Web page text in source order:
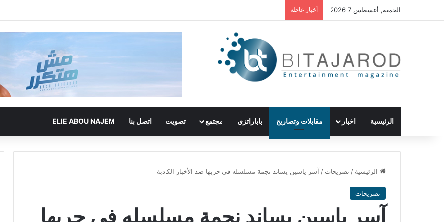
الجمعة, أغسطس 7 2026 أخبار عاجلة
الرئيسية اخبار مقابلات وتصاريح باباراتزي مجتمع تصويت اتصل بنا ELIE ABOU NAJEM
الرئيسية / تصريحات / آسر ياسين يساند نجمة مسلسله في حربها ضد الأخبار الكاذبة
تصريحات
آسر ياسين يساند نجمة مسلسله في حربها